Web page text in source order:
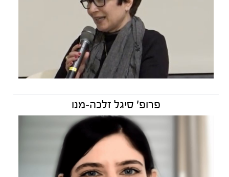
פרופ' סיגל זלכה-מנו